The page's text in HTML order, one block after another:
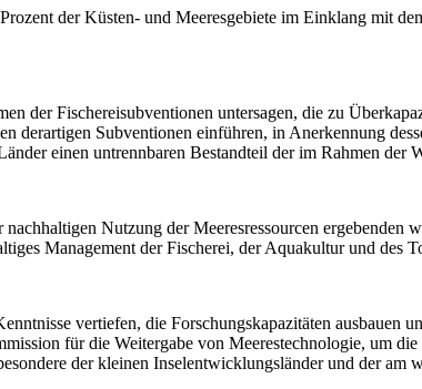
der Küsten- und Meeresgebiete im Einklang mit
der Fischereisubventionen untersagen, die zu
derartigen Subventionen einführen, in Anerkennung
einen untrennbaren Bestandteil der im Rahmen der
nachhaltigen Nutzung der Meeresressourcen
Management der Fischerei, der Aquakultur und des
vertiefen, die Forschungskapazitäten
für die Weitergabe von Meerestechnologie, um
der kleinen Inselentwicklungsländer und der am